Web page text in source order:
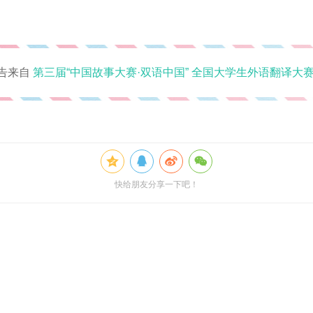
来自 第三届“中国故事大赛·双语中国” 全国大学生外语翻译大
快给朋友分享一下吧！